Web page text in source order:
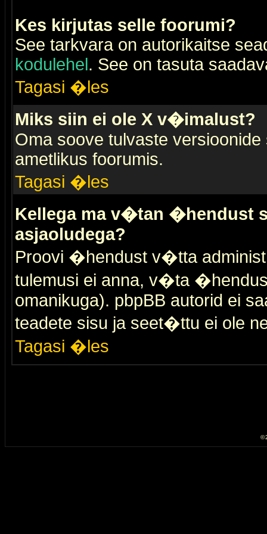
Kes kirjutas selle foorumi?
See tarkvara on autorikaitse
kodulehel. See on tasuta
Tagasi �les
Miks siin ei ole X v�imalust?
Oma soove tulvaste
ametlikus foorumis.
Tagasi �les
Kellega ma v�tan �hendust
asjaoludega?
Proovi �hendust v�tta
tulemusi ei anna, v�ta
omanikuga). pbpBB autorid ei
teadete sisu ja seet�ttu ei ole
Tagasi �les
©